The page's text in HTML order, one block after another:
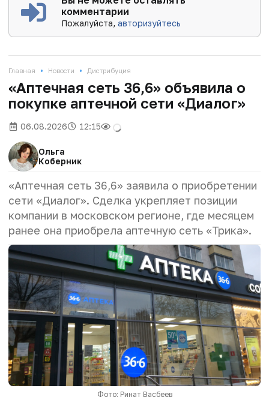
комментарии
Пожалуйста,авторизуйтесь
Главная • Новости • Дистрибуция
«Аптечная сеть 36,6» объявила о
покупке аптечной сети «Диалог»
06.08.2026 12:15
Ольга
Коберник
«Аптечная сеть 36,6» заявила о приобретении
сети «Диалог». Сделка укрепляет позиции
компании в московском регионе, где месяцем
ранее она приобрела аптечную сеть «Трика».
Фото: Ринат Васбеев